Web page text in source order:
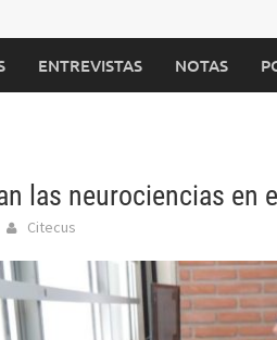
ENTREVISTAS NOTAS
las neurociencias en
Citecus